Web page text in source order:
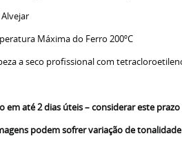
Máxima do Ferro 200ºC
a seco profissional com
em até 2 dias úteis – considerar este
podem sofrer variação de